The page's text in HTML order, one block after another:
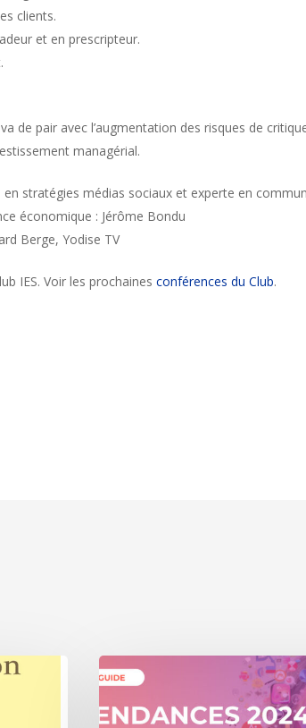
clients.
et en prescripteur.
de pair avec l’augmentation des risques de
managérial.
en stratégies médias sociaux et experte en
économique : Jérôme Bondu
Berge, Yodise TV
IES. Voir les prochaines conférences du Club.